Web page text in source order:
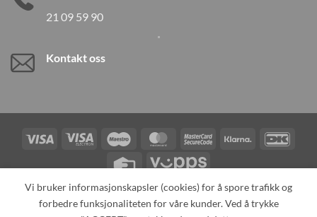
21 09 59 90
Kontakt oss
Visa
Visa
Maestro MasterCardMasterCardKlarna
Credit
Vipps
TILBAKEKALLINGER KONTAKT OSS
OM OSS
Vi bruker informasjonskapsler (cookies) for å spore trafikk og
forbedre funksjonaliteten for våre kunder. Ved å trykke